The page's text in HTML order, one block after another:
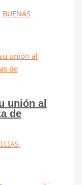
BUENAS
unión al
de
,